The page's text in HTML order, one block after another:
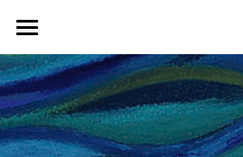
首頁
認識我們
歷史簡介
Harvest Vancouver